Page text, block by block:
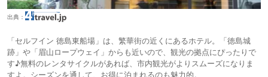
出典：
「セルフイン 徳島東船場」は、繁華街の近くにあるホテル。「徳島城
跡」や「眉山ロープウェイ」からも近いので、観光の拠点にぴったりで
す♪無料のレンタサイクルがあれば、市内観光がよりスムーズになりま
すよ。シーズンを通して、お得に泊まれるのも魅力的。